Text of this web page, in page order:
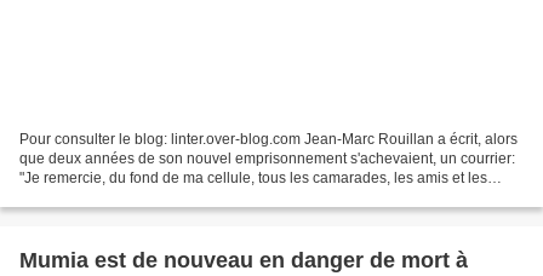
Pour consulter le blog: linter.over-blog.com Jean-Marc Rouillan a écrit, alors
que deux années de son nouvel emprisonnement s'achevaient, un courrier:
"Je remercie, du fond de ma cellule, tous les camarades, les amis et les
Mumia est de nouveau en danger de mort à